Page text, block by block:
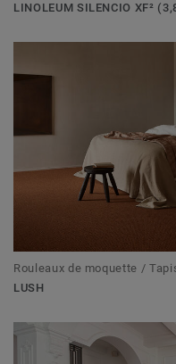
LINOLEUM SILENCIO XF²
Rouleaux de moquette /
LUSH